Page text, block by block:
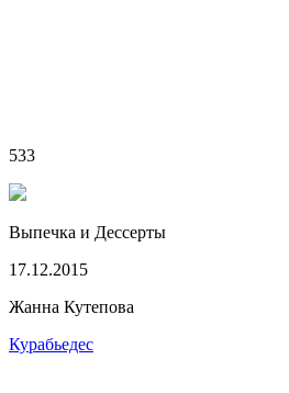
533
Выпечка и Дессерты
17.12.2015
Жанна Кутепова
Курабьедес